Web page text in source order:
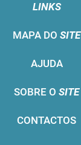
LINKS
MAPA DO SITE
AJUDA
SOBRE O SITE
CONTACTOS